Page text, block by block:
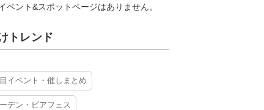
ベント&スポットページはありません。
トレンド
イベント・催しまとめ
デン・ビアフェス